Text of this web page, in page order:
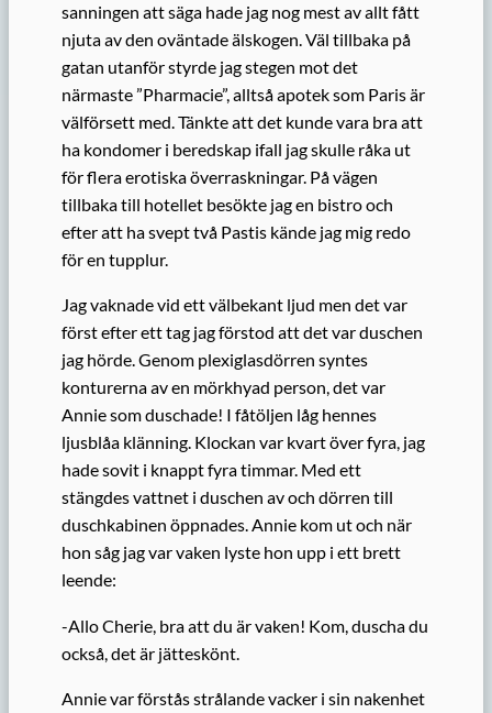
sanningen att säga hade jag nog mest av allt fått
njuta av den oväntade älskogen. Väl tillbaka på
gatan utanför styrde jag stegen mot det
närmaste ”Pharmacie”, alltså apotek som Paris är
välförsett med. Tänkte att det kunde vara bra att
ha kondomer i beredskap ifall jag skulle råka ut
för flera erotiska överraskningar. På vägen
tillbaka till hotellet besökte jag en bistro och
efter att ha svept två Pastis kände jag mig redo
för en tupplur.
Jag vaknade vid ett välbekant ljud men det var
först efter ett tag jag förstod att det var duschen
jag hörde. Genom plexiglasdörren syntes
konturerna av en mörkhyad person, det var
Annie som duschade! I fåtöljen låg hennes
ljusblåa klänning. Klockan var kvart över fyra, jag
hade sovit i knappt fyra timmar. Med ett
stängdes vattnet i duschen av och dörren till
duschkabinen öppnades. Annie kom ut och när
hon såg jag var vaken lyste hon upp i ett brett
leende:
-Allo Cherie, bra att du är vaken! Kom, duscha du
också, det är jätteskönt.
Annie var förstås strålande vacker i sin nakenhet